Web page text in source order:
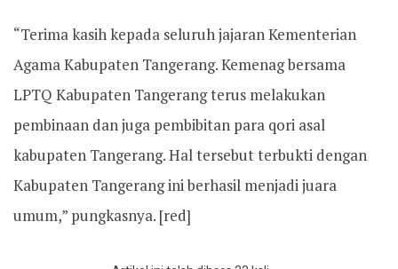
“Terima kasih kepada seluruh jajaran Kementerian
Agama Kabupaten Tangerang. Kemenag bersama
LPTQ Kabupaten Tangerang terus melakukan
pembinaan dan juga pembibitan para qori asal
kabupaten Tangerang. Hal tersebut terbukti dengan
Kabupaten Tangerang ini berhasil menjadi juara
umum,” pungkasnya. [red]